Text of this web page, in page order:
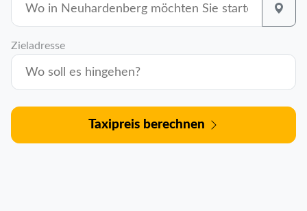
Zieladresse
Taxipreis berechnen